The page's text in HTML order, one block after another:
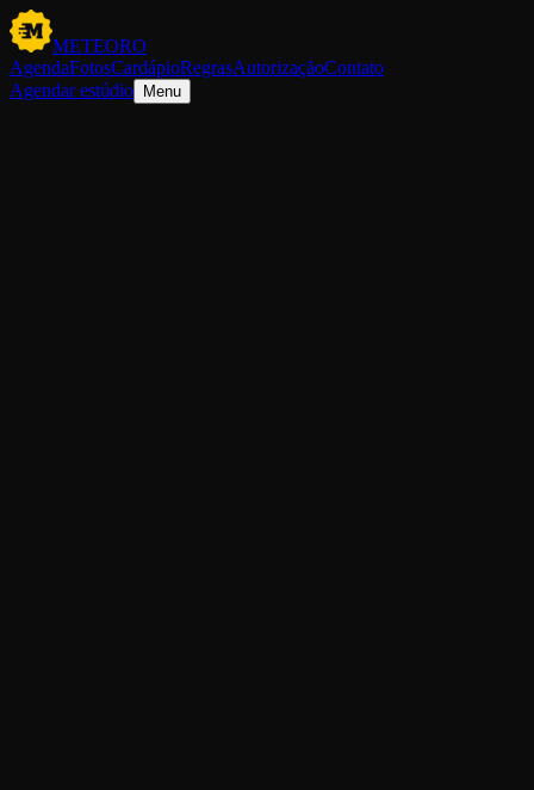
METEORO
AgendaFotosCardápioRegrasAutorizaçãoContato
Agendar estúdio
Menu